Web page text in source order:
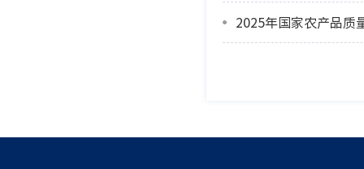
2025年国家农产品质